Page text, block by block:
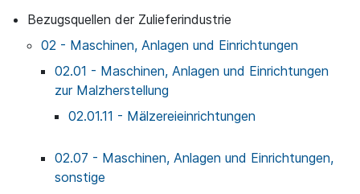
Bezugsquellen der Zulieferindustrie
02 - Maschinen, Anlagen und Einrichtungen
02.01 - Maschinen, Anlagen und Einrichtungen
zur Malzherstellung
02.01.11 - Mälzereieinrichtungen
02.07 - Maschinen, Anlagen und Einrichtungen,
sonstige